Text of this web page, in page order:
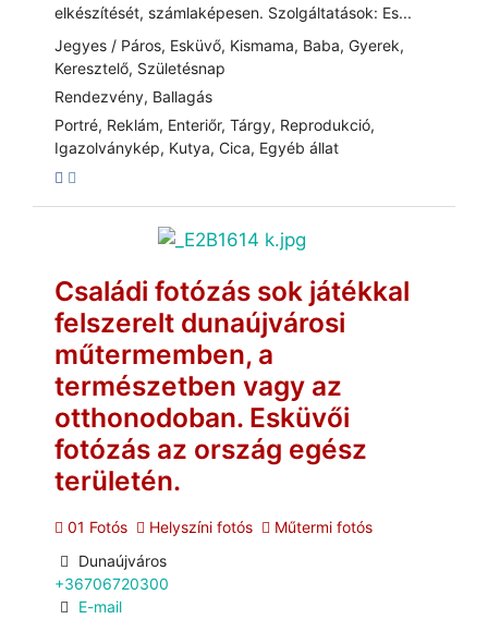
elkészítését, számlaképesen. Szolgáltatások: Es...
Jegyes / Páros, Esküvő, Kismama, Baba, Gyerek,
Keresztelő, Születésnap
Rendezvény, Ballagás
Portré, Reklám, Enteriőr, Tárgy, Reprodukció,
Igazolványkép, Kutya, Cica, Egyéb állat
Családi fotózás sok játékkal
felszerelt dunaújvárosi
műtermemben, a
természetben vagy az
otthonodoban. Esküvői
fotózás az ország egész
területén.
01 Fotós Helyszíni fotós
Műtermi fotós
Dunaújváros
+36706720300
E-mail